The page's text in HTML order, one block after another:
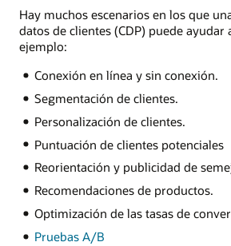
Hay muchos escenarios en los que
datos de clientes (CDP) puede ayudar
ejemplo:
Conexión en línea y sin conexión.
Segmentación de clientes.
Personalización de clientes.
Puntuación de clientes potenciales
Reorientación y publicidad de
Recomendaciones de productos.
Optimización de las tasas de
Pruebas A/B